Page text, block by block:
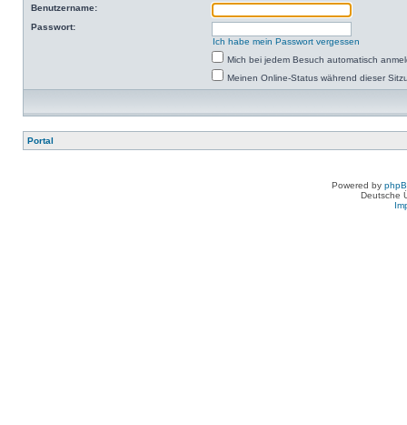
Benutzername:
Passwort:
Ich habe mein Passwort vergessen
Mich bei jedem Besuch automatisch
Meinen Online-Status während dieser
Portal
Powered by
Deutsche